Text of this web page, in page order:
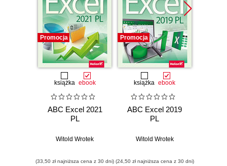
Promocja
książka ebook
ABC Excel 2021
PL
Witold Wrotek
(33,50 zł najniższa cena z 30 dni)
Promocja
książka ebook
ABC Excel 2019
PL
Witold Wrotek
(24,50 zł najniższa cena z 30 dni)